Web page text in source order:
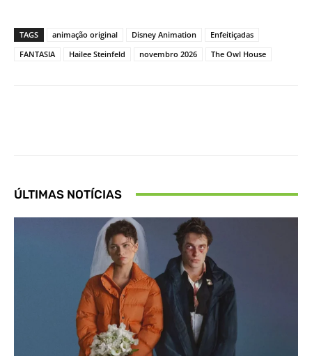
TAGS animação original Disney Animation
Enfeitiçadas
FANTASIA
Hailee Steinfeld novembro 2026 The Owl House
ÚLTIMAS NOTÍCIAS